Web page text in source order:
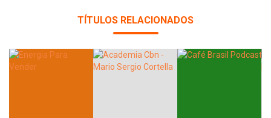
TÍTULOS RELACIONADOS